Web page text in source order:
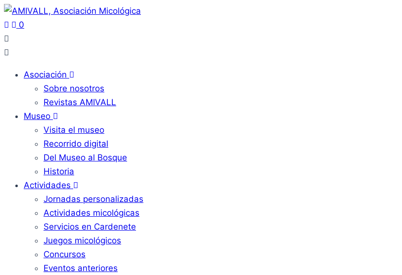
0
Asociación
Sobre nosotros
Revistas AMIVALL
Museo
Visita el museo
Recorrido digital
Del Museo al Bosque
Historia
Actividades
Jornadas personalizadas
Actividades micológicas
Servicios en Cardenete
Juegos micológicos
Concursos
Eventos anteriores